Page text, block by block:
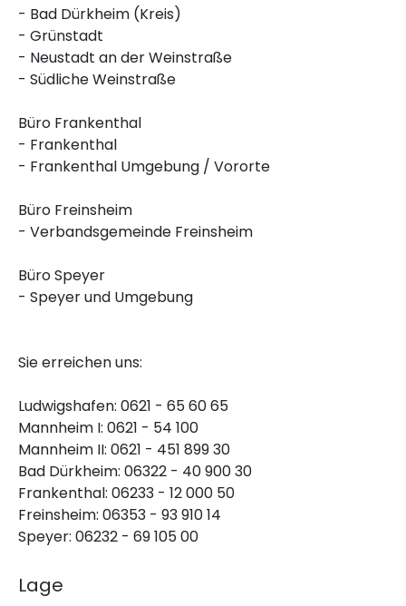
- Bad Dürkheim (Kreis)
- Grünstadt
- Neustadt an der Weinstraße
- Südliche Weinstraße
Büro Frankenthal
- Frankenthal
- Frankenthal Umgebung / Vororte
Büro Freinsheim
- Verbandsgemeinde Freinsheim
Büro Speyer
- Speyer und Umgebung
Sie erreichen uns:
Ludwigshafen: 0621 - 65 60 65
Mannheim I: 0621 - 54 100
Mannheim II: 0621 - 451 899 30
Bad Dürkheim: 06322 - 40 900 30
Frankenthal: 06233 - 12 000 50
Freinsheim: 06353 - 93 910 14
Speyer: 06232 - 69 105 00
Lage